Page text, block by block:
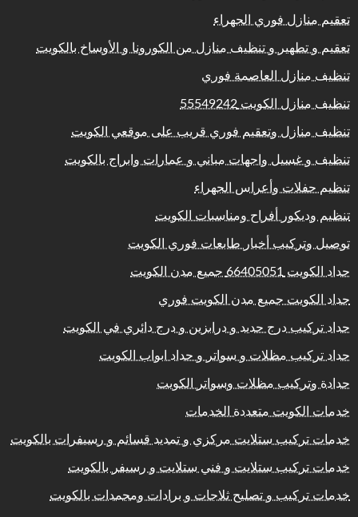
تعقيم منازل فوري الجهراء
تعقيم و تطهير و تنظيف منازل من الكورونا و الأوساخ بالكويت
تنظيف منازل العاصمة فوري
تنظيف منازل الكويت 55549242
تنظيف منازل وتعقيم فوري قريب على موقعي الكويت
تنظيف و غسيل واجهات مباني و عمارات وابراج بالكويت
تنظيم حفلات وأعراس الجهراء
تنظيم وديكور أفراح ومناسبات الكويت
توصيل وتركيب أخبار طابعات فوري الكويت
حداد الكويت 66405051 جميع مدن الكويت
حداد الكويت جميع مدن الكويت فوري
حداد تركيب درج حديد و درابزين و درج دائري في الكويت
حداد تركيب مظلات و سواتر و حداد ابواب الكويت
حدادة وتركيب مظلات وسواتر الكويت
خدمات الكويت متعددة الخدمات
خدمات تركيب ستلايت مركزي و تمديد قسائم و رسيفرات بالكويت
خدمات تركيب ستلايت و فني ستلايت و رسيفر بالكويت
خدمات تركيب و تصليح ثلاجات و برادات ومجمدات بالكويت